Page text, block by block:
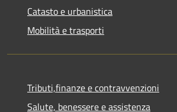
Catasto e urbanistica
Mobilità e trasporti
Tributi,finanze e contravvenzioni
Salute, benessere e assistenza